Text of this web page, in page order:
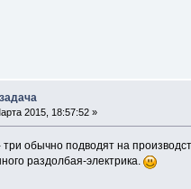
2015, 18:57:52 »
обычно подводят на
раздолбая-электрика.